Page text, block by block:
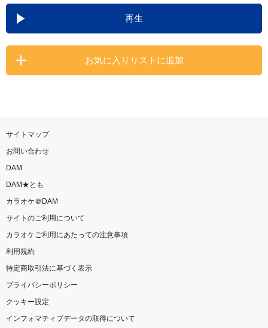
DAMの新曲・ランキングなど
カラオケ最新情報をチェック！
再生
お気に入りリストに追加
サイトマップ
お問い合わせ
DAM
DAM★とも
カラオケ＠DAM
サイトのご利用について
カラオケご利用にあたっての注意事項
利用規約
特定商取引法に基づく表示
プライバシーポリシー
クッキー設定
インフォマティブデータの取得について